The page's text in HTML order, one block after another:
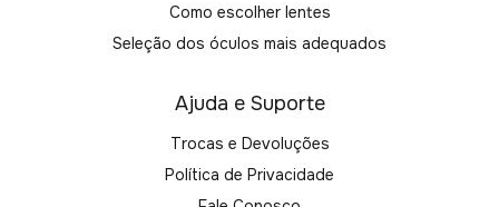
Como escolher lentes
Seleção dos óculos mais adequados
Ajuda e Suporte
Trocas e Devoluções
Política de Privacidade